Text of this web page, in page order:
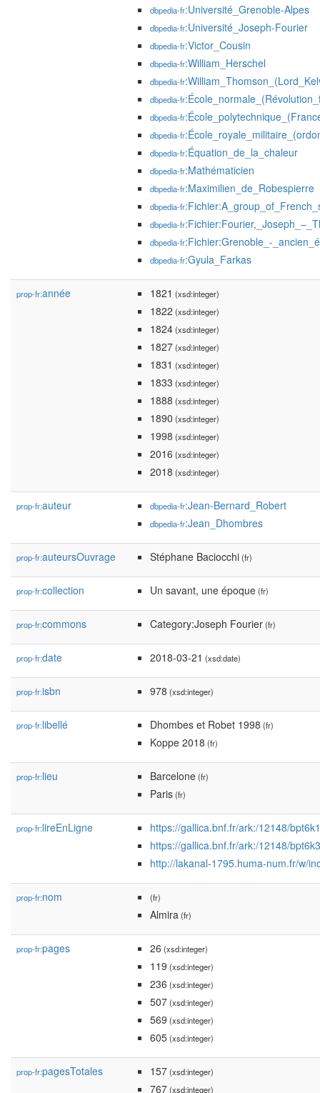
dbpedia-fr:Université_Grenoble-Alpes
dbpedia-fr:Université_Joseph-Fourier
dbpedia-fr:Victor_Cousin
dbpedia-fr:William_Herschel
dbpedia-fr
dbpedia-fr
dbpedia-fr
dbpedia-fr
dbpedia-fr:Équation_de_la_chaleur
dbpedia-fr:Mathématicien
dbpedia-fr:Maximilien_de_Robespierre
dbpedia-fr
dbpedia-fr
dbpedia-fr:Fichier:Grenoble_-
dbpedia-fr:Gyula_Farkas
prop-fr:année 1821 (xsd:integer)
1822 (xsd:integer)
1824(xsd:integer)
1827(xsd:integer)
1831 (xsd:integer)
1833 (xsd:integer)
1888 (xsd:integer)
1890 (xsd:integer)
1998 (xsd:integer)
2016 (xsd:integer)
2018 (xsd:integer)
prop-fr:auteur dbpedia-fr:Jean-Bernard_Robert
dbpedia-fr:Jean_Dhombres
prop-fr:auteursOuvrage Stéphane Baciocchi(fr)
prop-fr:collection Un savant, une époque(fr)
prop-fr:commons Category:Joseph Fourier(fr)
prop-fr:date 2018-03-21 (xsd:date)
prop-fr:isbn 978 (xsd:integer)
prop-fr:libellé Dhombes et Robet 1998 (fr)
Koppe 2018 (fr)
prop-fr:lieu Barcelone(fr)
Paris(fr)
prop-fr:lireEnLigne
https://gallica.bnf.fr/ark:/12148/
https://gallica.bnf.fr/ark:/12148/
http://lakanal-1795.huma-num.fr/w/
prop-fr:nom (fr)
Almira(fr)
prop-fr:pages 26 (xsd:integer)
119 (xsd:integer)
236 (xsd:integer)
507(xsd:integer)
569 (xsd:integer)
605(xsd:integer)
prop-fr:pagesTotales 157(xsd:integer)
767(xsd:integer)